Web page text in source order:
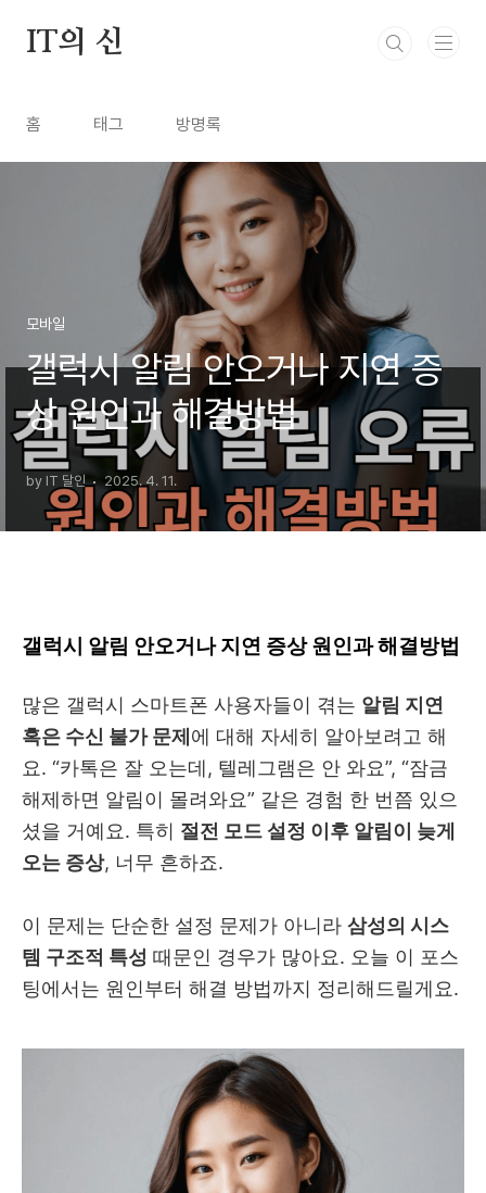
IT의 신
홈 태그 방명록
모바일
갤럭시 알림 안오거나 지연 증
상 원인과 해결방법
by IT 달인 2025. 4. 11.
갤럭시 알림 안오거나 지연 증상 원인과 해결방법
많은 갤럭시 스마트폰 사용자들이 겪는 알림 지연
혹은 수신 불가 문제 에 대해 자세히 알아보려고 해
요. “카톡은 잘 오는데, 텔레그램은 안 와요”, “잠금
해제하면 알림이 몰려와요” 같은 경험 한 번쯤 있으
셨을 거예요. 특히 절전 모드 설정 이후 알림이 늦게
오는 증상, 너무 흔하죠.
이 문제는 단순한 설정 문제가 아니라 삼성의 시스
템 구조적 특성 때문인 경우가 많아요. 오늘 이 포스
팅에서는 원인부터 해결 방법까지 정리해드릴게요.